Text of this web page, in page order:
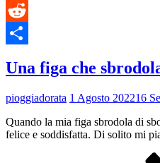
VK
Reddit
Una figa che
pioggiadorata 1 Agosto 202216
Quando la mia figa sbrodola di
felice e soddisfatta. Di solito mi